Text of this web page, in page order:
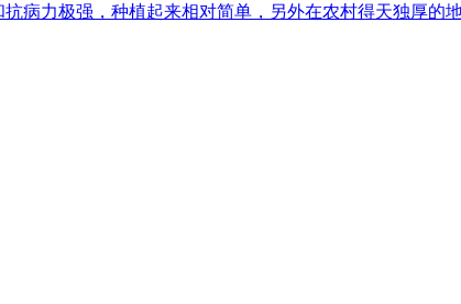
病力极强，种植起来相对简单，另外在农村得天独厚的